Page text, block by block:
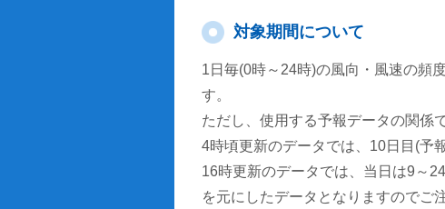
対象期間について
1日毎(0時～24時)の風向・風速の頻
す。
ただし、使用する予報データの関係で
4時頃更新のデータでは、10日目(予
16時更新のデータでは、当日は9～
を元にしたデータとなりますのでご